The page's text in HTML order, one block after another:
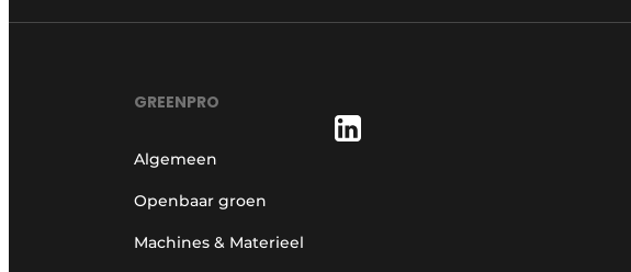
GREENPRO
Algemeen
Openbaar groen
Machines & Materieel